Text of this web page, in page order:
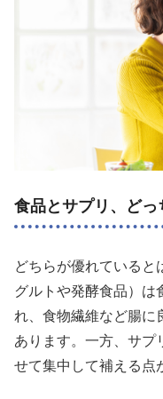
食品とサプリ、どっ
どちらが優れていると
グルトや発酵食品）は
れ、食物繊維など腸に
あります。一方、サプ
せて集中して補える点